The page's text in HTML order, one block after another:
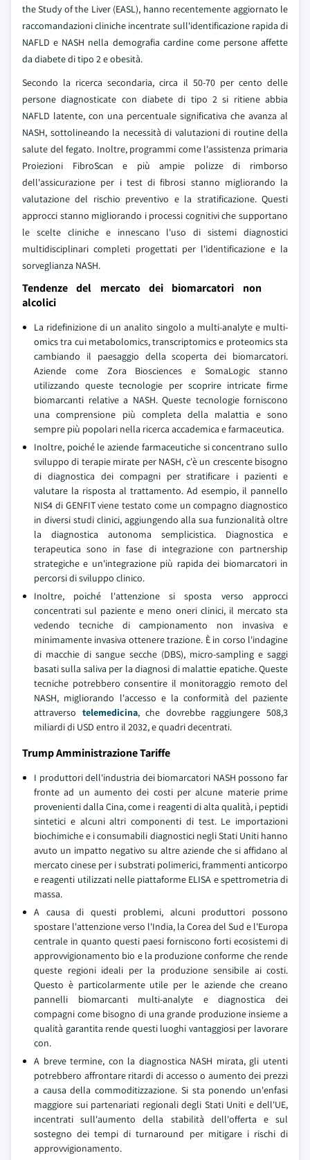
the Study of the Liver (EASL), hanno recentemente aggiornato le
raccomandazioni cliniche incentrate sull'identificazione rapida di
NAFLD e NASH nella demografia cardine come persone affette
da diabete di tipo 2 e obesità.
Secondo la ricerca secondaria, circa il 50-70 per cento delle
persone diagnosticate con diabete di tipo 2 si ritiene abbia
NAFLD latente, con una percentuale significativa che avanza al
NASH, sottolineando la necessità di valutazioni di routine della
salute del fegato. Inoltre, programmi come l'assistenza primaria
Proiezioni FibroScan e più ampie polizze di rimborso
dell'assicurazione per i test di fibrosi stanno migliorando la
valutazione del rischio preventivo e la stratificazione. Questi
approcci stanno migliorando i processi cognitivi che supportano
le scelte cliniche e innescano l'uso di sistemi diagnostici
multidisciplinari completi progettati per l'identificazione e la
sorveglianza NASH.
Tendenze del mercato dei biomarcatori non
alcolici
La ridefinizione di un analito singolo a multi-analyte e multi-
omics tra cui metabolomics, transcriptomics e proteomics sta
cambiando il paesaggio della scoperta dei biomarcatori.
Aziende come Zora Biosciences e SomaLogic stanno
utilizzando queste tecnologie per scoprire intricate firme
biomarcanti relative a NASH. Queste tecnologie forniscono
una comprensione più completa della malattia e sono
sempre più popolari nella ricerca accademica e farmaceutica.
Inoltre, poiché le aziende farmaceutiche si concentrano sullo
sviluppo di terapie mirate per NASH, c'è un crescente bisogno
di diagnostica dei compagni per stratificare i pazienti e
valutare la risposta al trattamento. Ad esempio, il pannello
NIS4 di GENFIT viene testato come un compagno diagnostico
in diversi studi clinici, aggiungendo alla sua funzionalità oltre
la diagnostica autonoma semplicistica. Diagnostica e
terapeutica sono in fase di integrazione con partnership
strategiche e un'integrazione più rapida dei biomarcatori in
percorsi di sviluppo clinico.
Inoltre, poiché l'attenzione si sposta verso approcci
concentrati sul paziente e meno oneri clinici, il mercato sta
vedendo tecniche di campionamento non invasiva e
minimamente invasiva ottenere trazione. È in corso l'indagine
di macchie di sangue secche (DBS), micro-sampling e saggi
basati sulla saliva per la diagnosi di malattie epatiche. Queste
tecniche potrebbero consentire il monitoraggio remoto del
NASH, migliorando l'accesso e la conformità del paziente
attraverso telemedicina, che dovrebbe raggiungere 508,3
miliardi di USD entro il 2032, e quadri decentrati.
Trump Amministrazione Tariffe
I produttori dell'industria dei biomarcatori NASH possono far
fronte ad un aumento dei costi per alcune materie prime
provenienti dalla Cina, come i reagenti di alta qualità, i peptidi
sintetici e alcuni altri componenti di test. Le importazioni
biochimiche e i consumabili diagnostici negli Stati Uniti hanno
avuto un impatto negativo su altre aziende che si affidano al
mercato cinese per i substrati polimerici, frammenti anticorpo
e reagenti utilizzati nelle piattaforme ELISA e spettrometria di
massa.
A causa di questi problemi, alcuni produttori possono
spostare l'attenzione verso l'India, la Corea del Sud e l'Europa
centrale in quanto questi paesi forniscono forti ecosistemi di
approvvigionamento bio e la produzione conforme che rende
queste regioni ideali per la produzione sensibile ai costi.
Questo è particolarmente utile per le aziende che creano
pannelli biomarcanti multi-analyte e diagnostica dei
compagni come bisogno di una grande produzione insieme a
qualità garantita rende questi luoghi vantaggiosi per lavorare
con.
A breve termine, con la diagnostica NASH mirata, gli utenti
potrebbero affrontare ritardi di accesso o aumento dei prezzi
a causa della commoditizzazione. Si sta ponendo un'enfasi
maggiore sui partenariati regionali degli Stati Uniti e dell'UE,
incentrati sull'aumento della stabilità dell'offerta e sul
sostegno dei tempi di turnaround per mitigare i rischi di
approvvigionamento.